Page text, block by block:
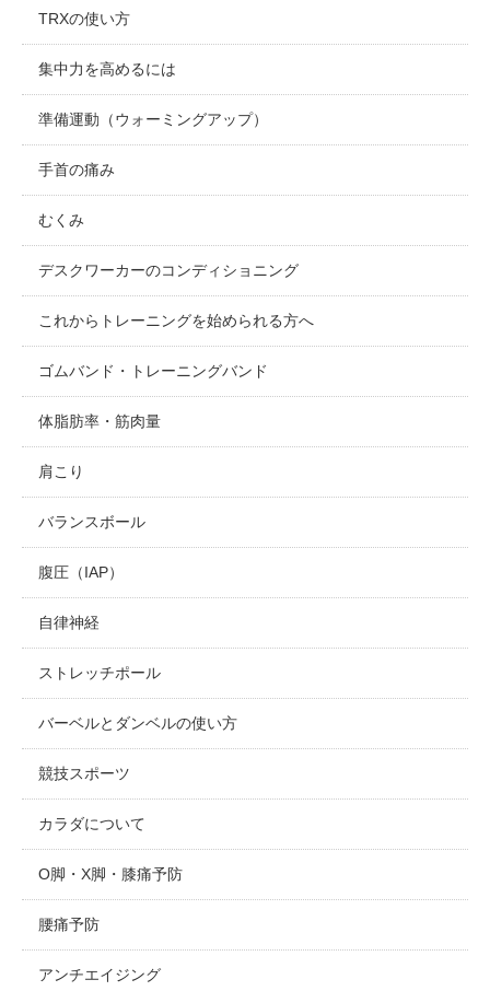
TRXの使い方
集中力を高めるには
準備運動（ウォーミングアップ）
手首の痛み
むくみ
デスクワーカーのコンディショニング
これからトレーニングを始められる方へ
ゴムバンド・トレーニングバンド
体脂肪率・筋肉量
肩こり
バランスボール
腹圧（IAP）
自律神経
ストレッチポール
バーベルとダンベルの使い方
競技スポーツ
カラダについて
O脚・X脚・膝痛予防
腰痛予防
アンチエイジング